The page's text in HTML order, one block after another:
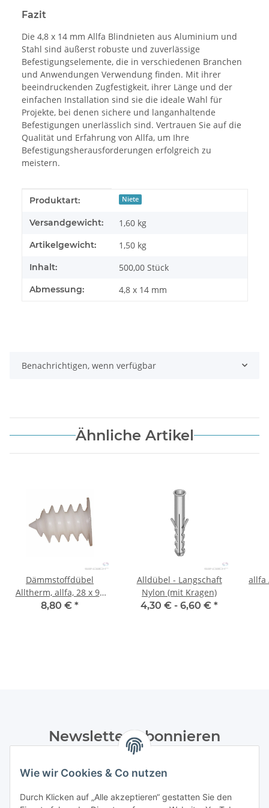
Wie wir Cookies & Co nutzen
Durch Klicken auf „Alle akzeptieren“ gestatten Sie den
Fazit
Die 4,8 x 14 mm Allfa Blindnieten aus Aluminium und
Stahl sind äußerst robuste und zuverlässige
Befestigungselemente, die in verschiedenen Branchen
und Anwendungen Verwendung finden. Mit ihrer
beeindruckenden Zugfestigkeit, ihrer Länge und der
einfachen Installation sind sie die ideale Wahl für
Projekte, bei denen sichere und langanhaltende
Befestigungen unerlässlich sind. Vertrauen Sie auf die
Qualität und Erfahrung von Allfa, um Ihre
Befestigungsherausforderungen erfolgreich zu
meistern.
Produkteigenschaft
Wert
Produktart: Niete
Versandgewicht: 1,60 kg
Artikelgewicht: 1,50 kg
Inhalt: 500,00 Stück
Abmessung: 4,8 x 14 mm
Benachrichtigen, wenn verfügbar
Ähnliche Artikel
Dämmstoffdübel
Alltherm, allfa, 28 x 95
mm - 20 Stk.
8,80 € *
Alldübel - Langschaft
Nylon (mit Kragen)
4,30 € - 6,60 € *
allfa
Newsletter Abonnieren
Datenschutzerklärungregelmäßig und jederzeit widerruflich